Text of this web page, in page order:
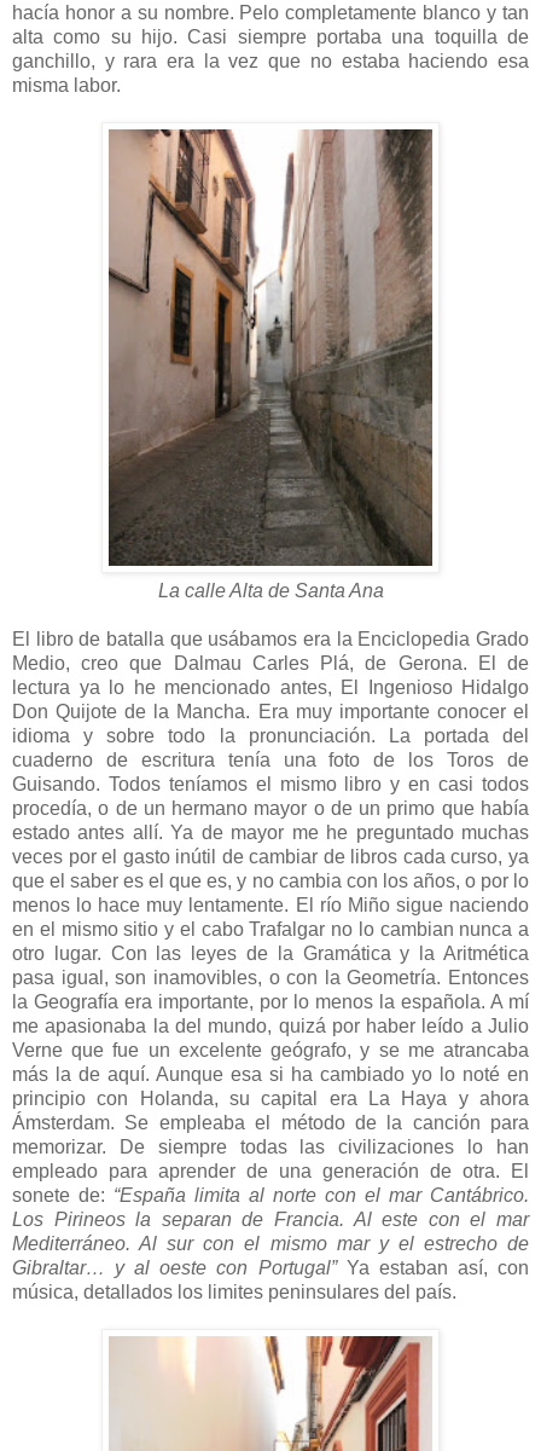
hacía honor a su nombre. Pelo completamente blanco y tan
alta como su hijo. Casi siempre portaba una toquilla de
ganchillo, y rara era la vez que no estaba haciendo esa
misma labor.
La calle Alta de Santa Ana
El libro de batalla que usábamos era la Enciclopedia Grado
Medio, creo que Dalmau Carles Plá, de Gerona. El de
lectura ya lo he mencionado antes, El Ingenioso Hidalgo
Don Quijote de la Mancha. Era muy importante conocer el
idioma y sobre todo la pronunciación. La portada del
cuaderno de escritura tenía una foto de los Toros de
Guisando. Todos teníamos el mismo libro y en casi todos
procedía, o de un hermano mayor o de un primo que había
estado antes allí. Ya de mayor me he preguntado muchas
veces por el gasto inútil de cambiar de libros cada curso, ya
que el saber es el que es, y no cambia con los años, o por lo
menos lo hace muy lentamente. El río Miño sigue naciendo
en el mismo sitio y el cabo Trafalgar no lo cambian nunca a
otro lugar. Con las leyes de la Gramática y la Aritmética
pasa igual, son inamovibles, o con la Geometría. Entonces
la Geografía era importante, por lo menos la española. A mí
me apasionaba la del mundo, quizá por haber leído a Julio
Verne que fue un excelente geógrafo, y se me atrancaba
más la de aquí. Aunque esa si ha cambiado yo lo noté en
principio con Holanda, su capital era La Haya y ahora
Ámsterdam. Se empleaba el método de la canción para
memorizar. De siempre todas las civilizaciones lo han
empleado para aprender de una generación de otra. El
sonete de: “España limita al norte con el mar Cantábrico.
Los Pirineos la separan de Francia. Al este con el mar
Mediterráneo. Al sur con el mismo mar y el estrecho de
Gibraltar… y al oeste con Portugal”Ya estaban así, con
música, detallados los limites peninsulares del país.